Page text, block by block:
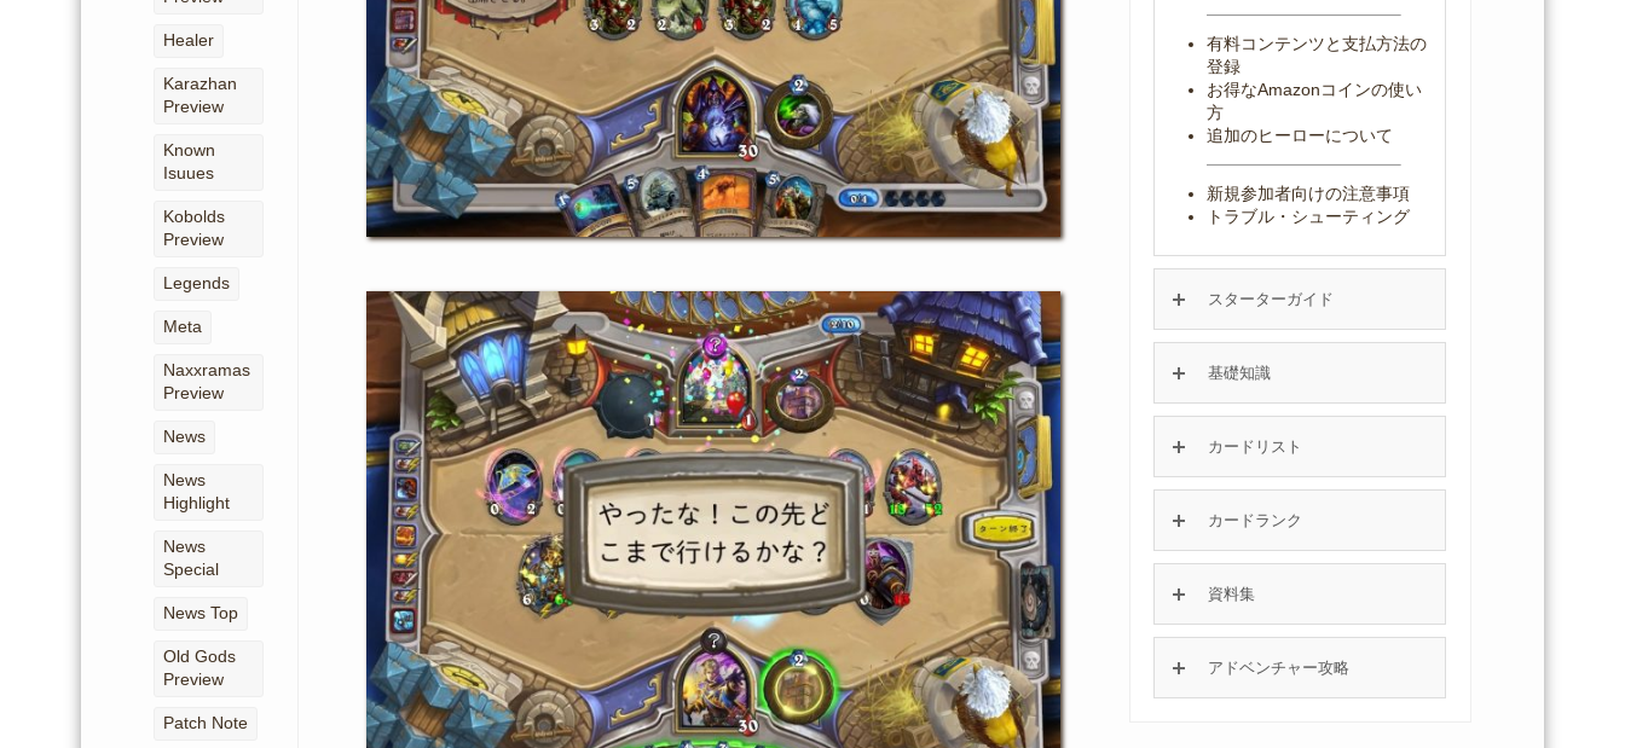
有料コンテンツと支払方法の
登録
お得なAmazonコインの使い
方
追加のヒーローについて
新規参加者向けの注意事項
トラブル・シューティング
スターターガイド
基礎知識
カードリスト
カードランク
資料集
アドベンチャー攻略
Healer
Karazhan
Preview
Known
Isuues
Kobolds
Preview
Legends
Meta
Naxxramas
Preview
News
News
Highlight
News
Special
News Top
Old Gods
Preview
Patch Note